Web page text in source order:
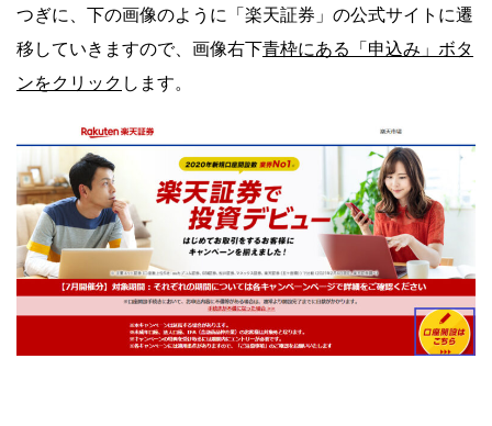
つぎに、下の画像のように「 楽天証券」の公式サイトに遷
移していきますので、画像右下青枠にある「申込み」ボタ
ンをクリック します。